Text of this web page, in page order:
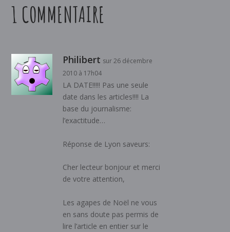
1 COMMENTAIRE
Philibert sur 26 décembre
2010 à 17h04
LA DATE!!!!! Pas une seule
date dans les articles!!!! La
base du journalisme:
l’exactitude…
Réponse de Lyon saveurs:
Cher lecteur bonjour et merci
de votre attention,
Les agapes de Noël ne vous
en sans doute pas permis de
lire l’article en entier sur le